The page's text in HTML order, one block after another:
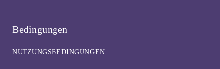
Bedingungen
NUTZUNGSBEDINGUNGEN